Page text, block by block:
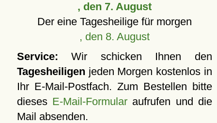
, den 7. August
Der eine Tagesheilige für morgen
, den 8. August
Service: Wir schicken Ihnen den
Tagesheiligen jeden Morgen kostenlos in
Ihr E-Mail-Postfach. Zum Bestellen bitte
dieses E-Mail-Formular aufrufen und die
Mail absenden.